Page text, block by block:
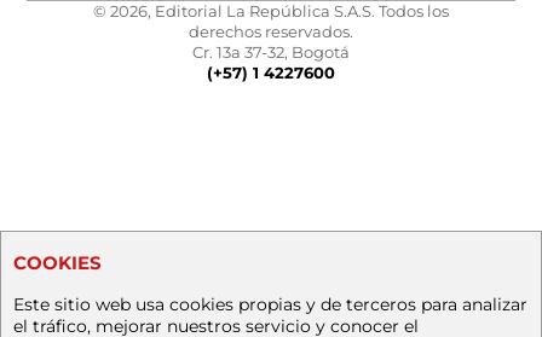
© 2026, Editorial La República S.A.S. Todos los
derechos reservados.
Cr. 13a 37-32, Bogotá
(+57) 1 4227600
COOKIES
Este sitio web usa cookies propias y de terceros para analizar
el tráfico, mejorar nuestros servicio y conocer el